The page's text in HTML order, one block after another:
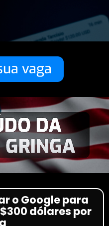
vaga
o Google para
dólares por